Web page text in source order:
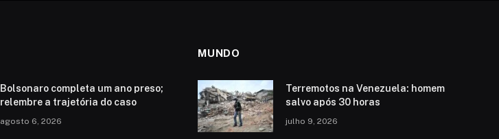
Bolsonaro completa um ano preso;
relembre a trajetória do caso
agosto 6, 2026
MUNDO
Terremotos na Venezuela: homem
salvo após 30 horas
julho 9, 2026